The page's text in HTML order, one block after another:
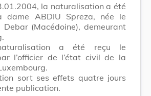
la naturalisation a été
dame ABDIU Spreza, née le
(Macédoine), demeurant
a été reçu le
l’officier de l’état civil de la
sort ses effets quatre jours
publication.